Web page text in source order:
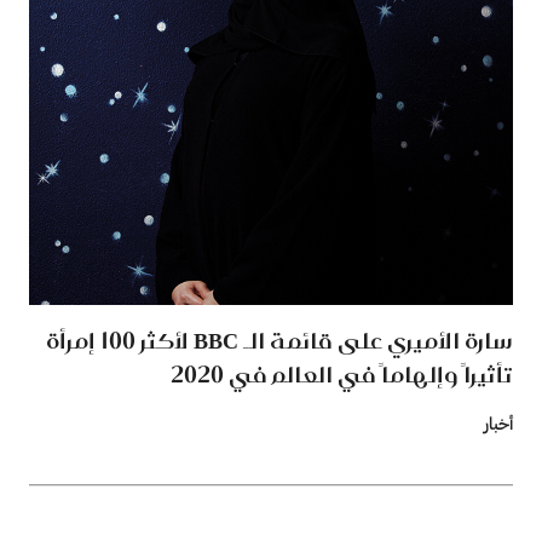
سارة الأميري على قائمة الـ BBC لأكثر 100 إمرأة
تأثيراً وإلهاماً في العالم في 2020
أخبار